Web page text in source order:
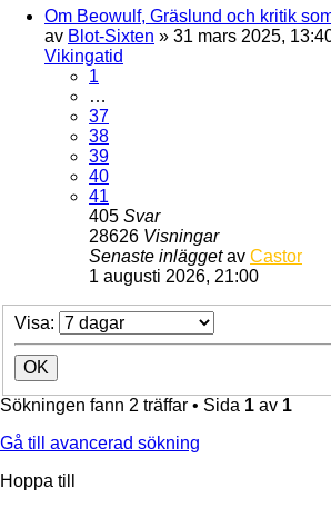
Om Beowulf, Gräslund och kritik
av Blot-Sixten » 31 mars 2025,
Vikingatid
1
…
37
38
39
40
41
405 Svar
28626 Visningar
Senaste inläggetav Castor
1 augusti 2026, 21:00
Visa:
Sökningen fann 2 träffar • Sida 1 av 1
Gå till avancerad sökning
Hoppa till